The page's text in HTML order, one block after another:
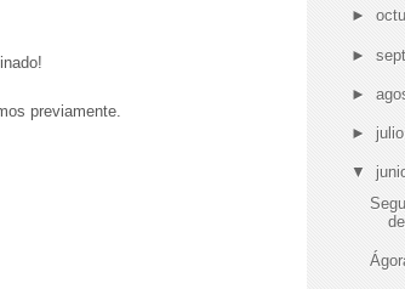
previamente.
►
►
►
► julio
▼